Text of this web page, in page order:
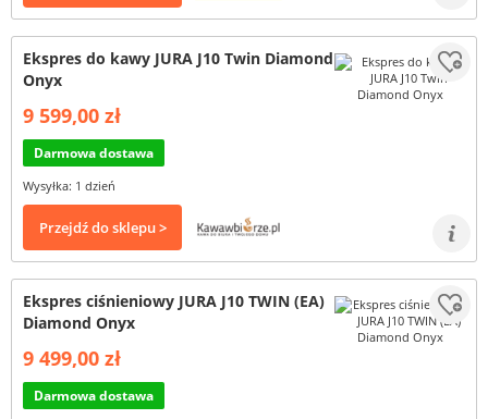
Ekspres do kawy JURA J10 Twin Diamond
Onyx
9 599,00 zł
Darmowa dostawa
Wysyłka: 1 dzień
Przejdź do sklepu >
Ekspres ciśnieniowy JURA J10 TWIN (EA)
Diamond Onyx
9 499,00 zł
Darmowa dostawa